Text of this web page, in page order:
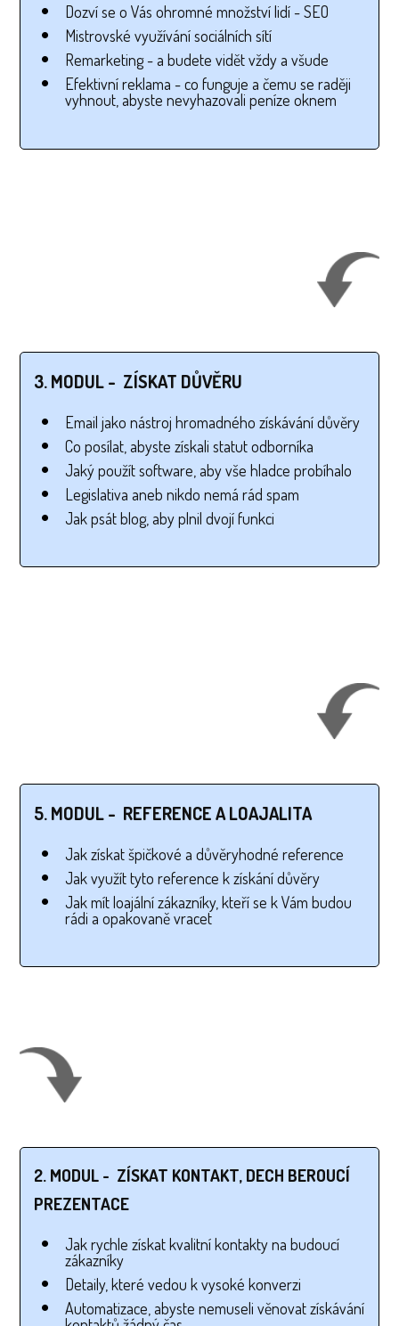
Dozví se o Vás ohromné množství lidí - SEO
Mistrovské využívání sociálních sítí
Remarketing - a budete vidět vždy a všude
Efektivní reklama - co funguje a čemu se raději
vyhnout, abyste nevyhazovali peníze oknem
3. MODUL - ZÍSKAT DŮVĚRU
Email jako nástroj hromadného získávání důvěry
Co posílat, abyste získali statut odborníka
Jaký použít software, aby vše hladce probíhalo
Legislativa aneb nikdo nemá rád spam
Jak psát blog, aby plnil dvojí funkci
5. MODUL - REFERENCE A LOAJALITA
Jak získat špičkové a důvěryhodné reference
Jak využít tyto reference k získání důvěry
Jak mít loajální zákazníky, kteří se k Vám budou
rádi a opakovaně vracet
2. MODUL - ZÍSKAT KONTAKT, DECH BEROUCÍ
PREZENTACE
Jak rychle získat kvalitní kontakty na budoucí
zákazníky
Detaily, které vedou k vysoké konverzi
Automatizace, abyste nemuseli věnovat získávání